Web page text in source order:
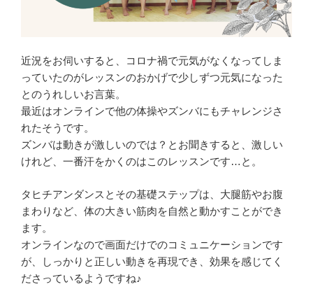
近況をお伺いすると、コロナ禍で元気がなくなってしま
っていたのがレッスンのおかげで少しずつ元気になった
とのうれしいお言葉。
最近はオンラインで他の体操やズンバにもチャレンジさ
れたそうです。
ズンバは動きが激しいのでは？とお聞きすると、激しい
けれど、一番汗をかくのはこのレッスンです…と。
タヒチアンダンスとその基礎ステップは、大腿筋やお腹
まわりなど、体の大きい筋肉を自然と動かすことができ
ます。
オンラインなので画面だけでのコミュニケーションです
が、しっかりと正しい動きを再現でき、効果を感じてく
ださっているようですね♪